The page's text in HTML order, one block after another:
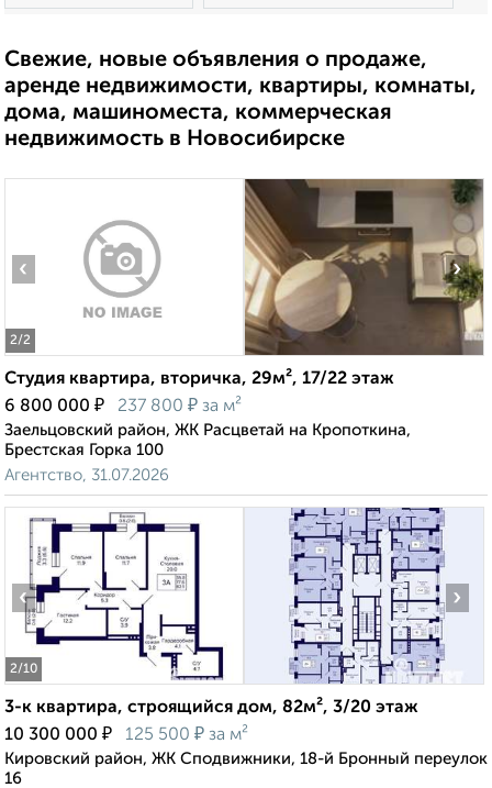
Свежие, новые объявления о продаже,
аренде недвижимости, квартиры, комнаты,
дома, машиноместа, коммерческая
недвижимость в Новосибирске
2/2
‹ ›
Студия квартира, вторичка, 29м², 17/22 этаж
6 800 000 ₽ 237 800 ₽ за м²
Заельцовский район, ЖК Расцветай на Кропоткина,
Брестская Горка 100
Агентство, 31.07.2026
2/10
‹ ›
3-к квартира, строящийся дом, 82м², 3/20 этаж
10 300 000 ₽ 125 500 ₽ за м²
Кировский район, ЖК Сподвижники, 18-й Бронный переулок
16